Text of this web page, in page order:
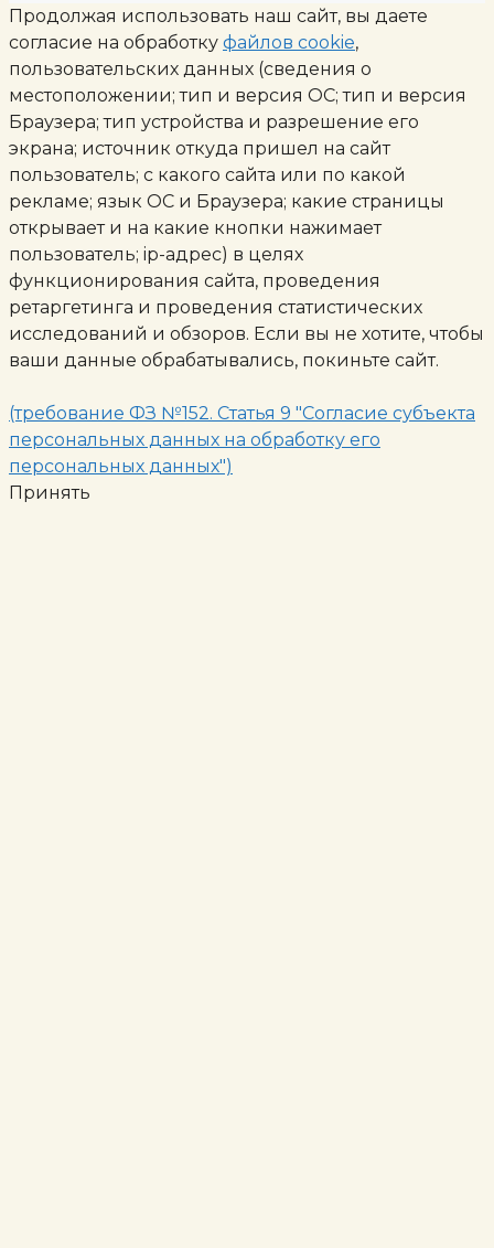
Продолжая использовать наш сайт, вы даете
согласие на обработку файлов cookie,
пользовательских данных (сведения о
местоположении; тип и версия ОС; тип и версия
Браузера; тип устройства и разрешение его
экрана; источник откуда пришел на сайт
пользователь; с какого сайта или по какой
рекламе; язык ОС и Браузера; какие страницы
открывает и на какие кнопки нажимает
пользователь; ip-адрес) в целях
функционирования сайта, проведения
ретаргетинга и проведения статистических
исследований и обзоров. Если вы не хотите, чтобы
ваши данные обрабатывались, покиньте сайт.
(требование ФЗ №152. Статья 9 "Согласие субъекта
персональных данных на обработку его
персональных данных")
Принять